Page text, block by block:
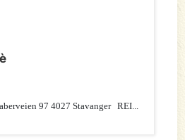
97 4027 Stavanger REI...